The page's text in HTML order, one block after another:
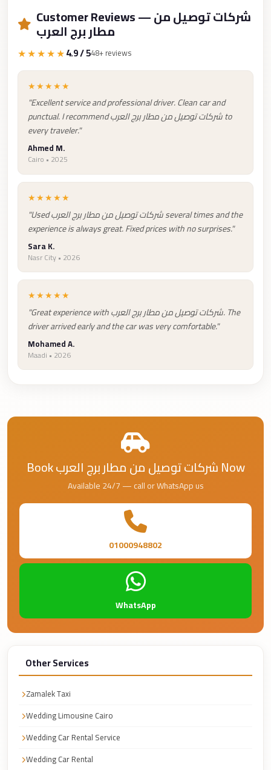
Customer Reviews — شركات توصيل من
مطار برج العرب
★★★★★4.9 / 548+ reviews
★★★★★
"Excellent service and professional driver. Clean car and
punctual. I recommend شركات توصيل من مطار برج العرب to
every traveler."
Ahmed M.
Cairo • 2025
★★★★★
"Used شركات توصيل من مطار برج العرب several times and the
experience is always great. Fixed prices with no surprises."
Sara K.
Nasr City • 2026
★★★★★
"Great experience with شركات توصيل من مطار برج العرب. The
driver arrived early and the car was very comfortable."
Mohamed A.
Maadi • 2026
Book شركات توصيل من مطار برج العرب Now
Available 24/7 — call or WhatsApp us
01000948802
WhatsApp
Other Services
Zamalek Taxi
Wedding Limousine Cairo
Wedding Car Rental Service
Wedding Car Rental
Limousine
from
Alexandria
Cairo
Airport
Limousine
Company
Limousine
Companies
Limousine
Companies
Airport
limousine
cairo
Hurghada
Limousine
Service
Helwan
Heliopolis
Transfer
from
Cairo